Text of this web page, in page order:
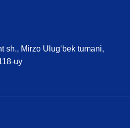
sh., Mirzo Ulug‘bek tumani,
uy